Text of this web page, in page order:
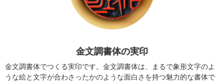
金文調書体の実印
金文調書体でつくる実印です。金文調書体は、まるで象形文字のよ
うな絵と文字が合わさったかのような面白さを持つ魅力的な書体で